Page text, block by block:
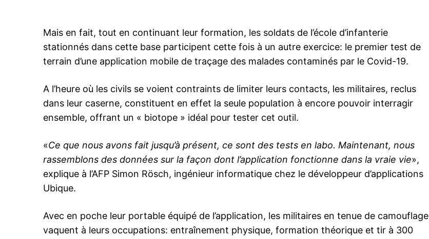
le1.ma
l'intelligence de
l'information
À propos
Nous contacter
Mais en fait, tout en continuant leur formation, les soldats de l’école d’infanterie
stationnés dans cette base participent cette fois à un autre exercice: le premier test de
terrain d’une application mobile de traçage des malades contaminés par le Covid-19.
A l’heure où les civils se voient contraints de limiter leurs contacts, les militaires, reclus
dans leur caserne, constituent en effet la seule population à encore pouvoir interragir
ensemble, offrant un « biotope » idéal pour tester cet outil.
«Ce que nous avons fait jusqu’à présent, ce sont des tests en labo. Maintenant, nous
rassemblons des données sur la façon dont l’application fonctionne dans la vraie vie»,
explique à l’AFP Simon Rösch, ingénieur informatique chez le développeur d’applications
Ubique.
Avec en poche leur portable équipé de l’application, les militaires en tenue de camouflage
vaquent à leurs occupations: entraînement physique, formation théorique et tir à 300